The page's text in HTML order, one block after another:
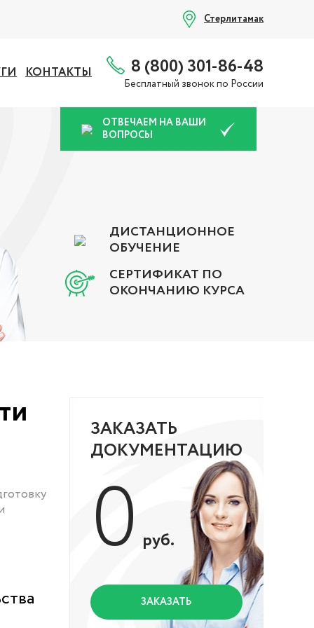
Стерлитамак
КОНТАКТЫ 8 (800) 301-86-48
Бесплатный звонок по России
ОТВЕЧАЕМ НА ВАШИ
ВОПРОСЫ
ДИСТАНЦИОННОЕ
ОБУЧЕНИЕ
СЕРТИФИКАТ ПО
ОКОНЧАНИЮ КУРСА
ЗАКАЗАТЬ
ДОКУМЕНТАЦИЮ
0 руб.
ЗАКАЗАТЬ